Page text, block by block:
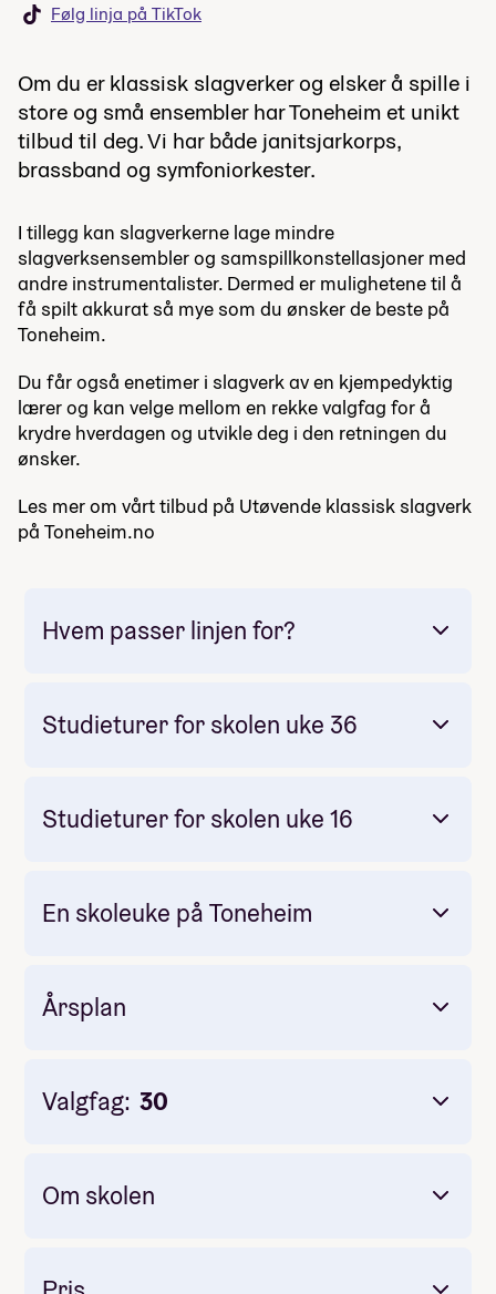
Følg linja på TikTok
Om du er klassisk slagverker og elsker å spille i
store og små ensembler har Toneheim et unikt
tilbud til deg. Vi har både janitsjarkorps,
brassband og symfoniorkester.
I tillegg kan slagverkerne lage mindre
slagverksensembler og samspillkonstellasjoner med
andre instrumentalister. Dermed er mulighetene til å
få spilt akkurat så mye som du ønsker de beste på
Toneheim.
Du får også enetimer i slagverk av en kjempedyktig
lærer og kan velge mellom en rekke valgfag for å
krydre hverdagen og utvikle deg i den retningen du
ønsker.
Les mer om vårt tilbud på Utøvende klassisk slagverk
på Toneheim.no
Hvem passer linjen for?
Studieturer for skolen uke 36
Studieturer for skolen uke 16
Budapest
En skoleuke på Toneheim
Årsplan
Valgfag: 30
Om skolen